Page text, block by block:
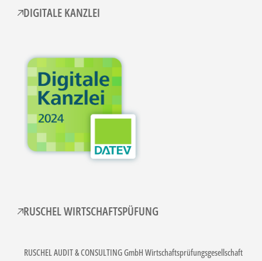
DIGITALE KANZLEI
RUSCHEL WIRTSCHAFTSPÜFUNG
RUSCHEL AUDIT & CONSULTING GmbH Wirtschaftsprüfungsgesellschaft